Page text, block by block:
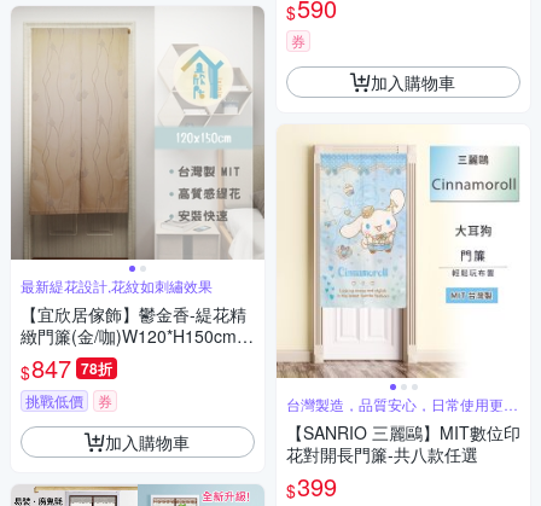
最新緹花設計,花紋如刺繡效果
【宜欣居傢飾】鬱金香-緹花精
緻門簾(金/咖)W120*H150cm/
隔間簾/風水簾/掛簾/玄關簾/台
灣製MIT
$847 78折
挑戰低價 券
加入購物車
簾)
$590
券
加入購物車
台灣製造，品質安心，日常使用更放
心
【SANRIO 三麗鷗】MIT數位印
花對開長門簾-共八款任選
$399